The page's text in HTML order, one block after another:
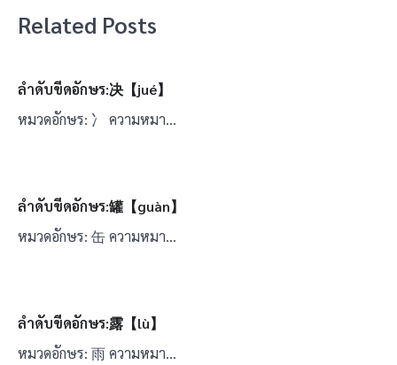
Related Posts
ลำดับขีดอักษร:决【jué】
หมวดอักษร: 冫 ความหมา…
ลำดับขีดอักษร:罐【guàn】
หมวดอักษร: 缶 ความหมา…
ลำดับขีดอักษร:露【lù】
หมวดอักษร: 雨 ความหมา…